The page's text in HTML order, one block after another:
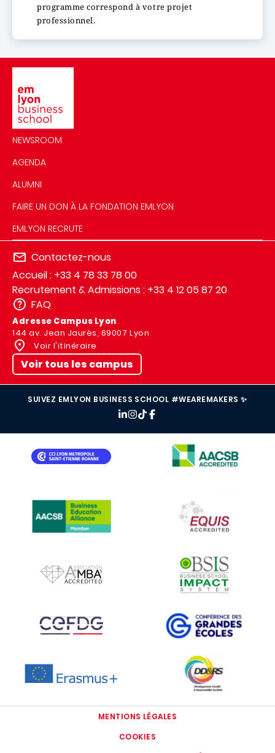
programme correspond à votre projet
professionnel.
NEWSROOM
AGENDA
ALUMNI
FAIRE UN DON À LA FONDATION EMLYON
EMLYON RECRUTE
Contactez-nous
Accueil : +33 4 78 33 78 00
Recrutement & Admissions : +33 4 12 05 87 20
FAQ
Adresse Campus Lyon
144 av. Jean Jaurès, 69007 Lyon
Voir l'itinéraire
Voir tous les campus
SUIVEZ EMLYON BUSINESS SCHOOL #WEAREMAKERS ✨
IMAGE
IMAGE
IMAGE
IMAGE
IMAGE IMAGE
MENTIONS LÉGALES
COOKIES